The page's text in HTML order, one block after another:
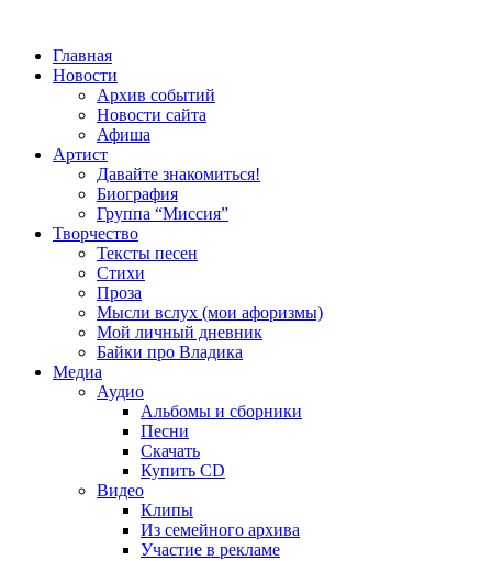
Главная
Новости
Архив событий
Новости сайта
Афиша
Артист
Давайте знакомиться!
Биография
Группа “Миссия”
Творчество
Тексты песен
Стихи
Проза
Мысли вслух (мои афоризмы)
Мой личный дневник
Байки про Владика
Медиа
Аудио
Альбомы и сборники
Песни
Скачать
Купить CD
Видео
Клипы
Из семейного архива
Участие в рекламе